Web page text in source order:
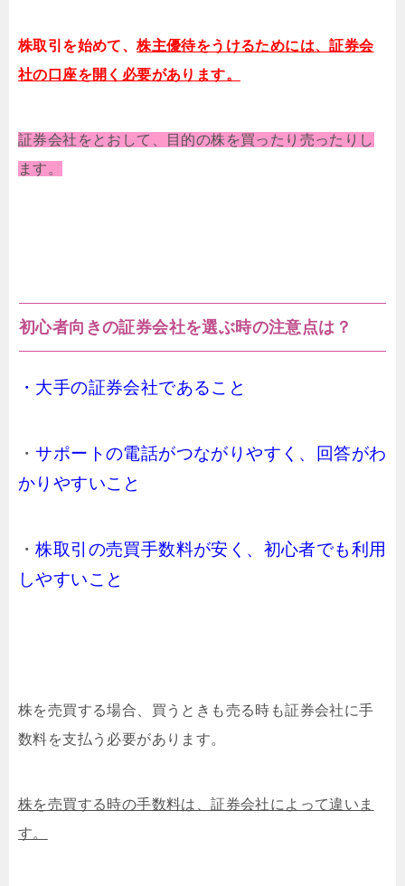
株取引を始めて、株主優待をうけるためには、証券会
社の口座を開く必要があります。
証券会社をとおして、目的の株を買ったり売ったりし
ます。
初心者向きの証券会社を選ぶ時の注意点は？
・ 大手の証券会社であること
・サポートの電話がつながりやすく、回答がわ
かりやすいこと
・株取引の売買手数料が安く、初心者でも利用
しやすいこと
株を売買する場合、買うときも売る時も証券会社に手
数料を支払う必要があります。
株を売買する時の手数料は、証券会社によって違いま
す。